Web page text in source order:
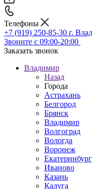
Телефоны
+7 (919) 250-85-30 г.
Звоните с 09:00-20:00
Заказать звонок
Владимир
Назад
Города
Астрахань
Белгород
Брянск
Владимир
Волгоград
Вологда
Воронеж
Екатеринбург
Иваново
Казань
Калуга